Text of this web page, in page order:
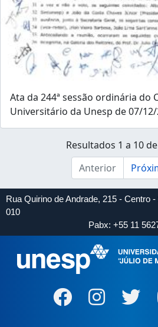
Ata da 244ª sessão ordinária do
Universitário da Unesp de 07/
Resultados 1 a 10
Anterior
Rua Quirino de Andrade, 215 - Centro
010
Pabx: +55 11